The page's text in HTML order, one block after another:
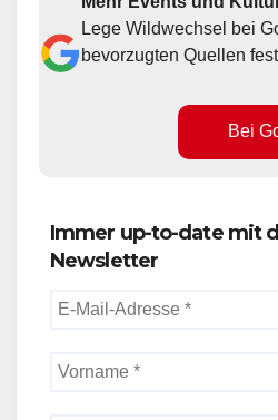
Lege Wildwechsel bei
bevorzugten Quellen
Bei
Immer up-to-date mit
Newsletter